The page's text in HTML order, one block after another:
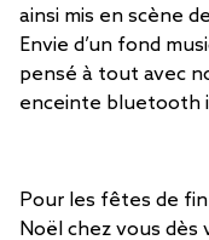
ainsi mis en scène
Envie d’un fond
pensé à tout avec
enceinte bluetooth
Pour les fêtes de
Noël chez vous dès